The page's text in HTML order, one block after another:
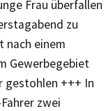
Frau überfallen
zu
nach einem
Gewerbegebiet
gestohlen +++ In
zwei